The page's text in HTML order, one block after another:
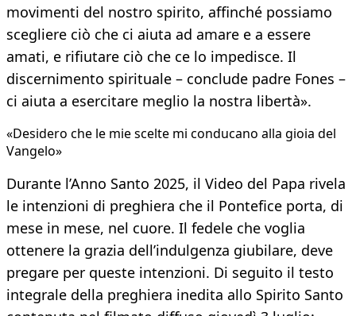
movimenti del nostro spirito, affinché possiamo
scegliere ciò che ci aiuta ad amare e a essere
amati, e rifiutare ciò che ce lo impedisce. Il
discernimento spirituale – conclude padre Fones –
ci aiuta a esercitare meglio la nostra libertà».
«Desidero che le mie scelte mi conducano alla gioia del
Vangelo»
Durante l’Anno Santo 2025, il Video del Papa rivela
le intenzioni di preghiera che il Pontefice porta, di
mese in mese, nel cuore. Il fedele che voglia
ottenere la grazia dell’indulgenza giubilare, deve
pregare per queste intenzioni. Di seguito il testo
integrale della preghiera inedita allo Spirito Santo